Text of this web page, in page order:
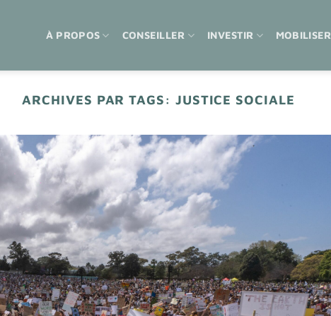
À PROPOS CONSEILLER INVESTIR MOBILISER
ARCHIVES PAR TAGS: JUSTICE SOCIALE